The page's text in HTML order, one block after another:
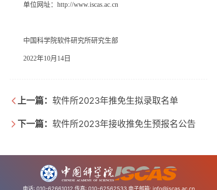
单位网址： http://www.iscas.ac.cn
中国科学院软件研究所研究生部
2022年10月14日
上一篇： 软件所2023年推免生拟录取名单
下一篇： 软件所2023年接收推免生预报名公告